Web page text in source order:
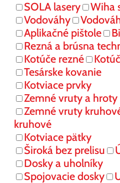
SOLA lasery
Wiha
Vodováhy
Aplikačné pištole
Rezná a brúsna
Kotúče rezné
Tesárske kovanie
Kotviace prvky
Zemné vruty a hroty
Zemné vruty
kruhové
Kotviace pätky
Široká bez prelisu
Dosky a uholníky
Spojovacie dosky